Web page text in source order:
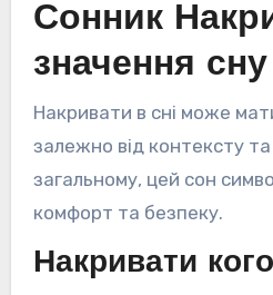
Сонник
значення сну
Накривати в сні може
залежно від контексту
загальному, цей сон
комфорт та безпеку.
Накривати